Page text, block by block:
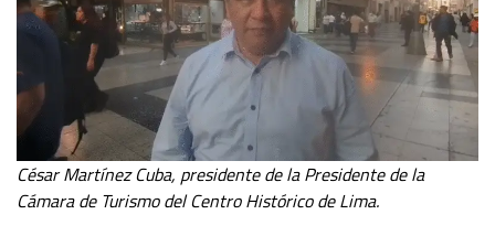
César Martínez Cuba, presidente de la Presidente de la
Cámara de Turismo del Centro Histórico de Lima.